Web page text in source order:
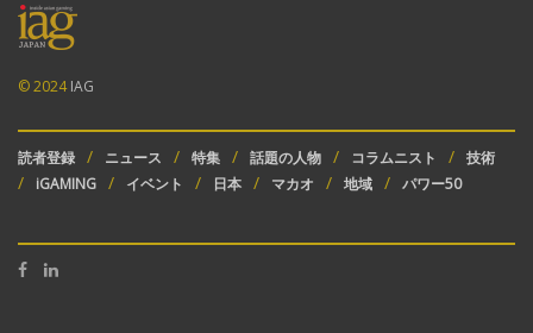
© 2024IAG
読者登録 ニュース 特集 話題の人物 コラムニスト
技術
iGAMING
イベント 日本 マカオ 地域 パワー50